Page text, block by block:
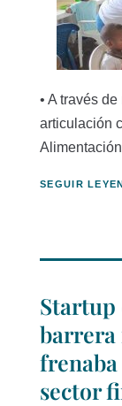
• A través
articulación
SEGUIR
Startup
barrera
frenaba
sector